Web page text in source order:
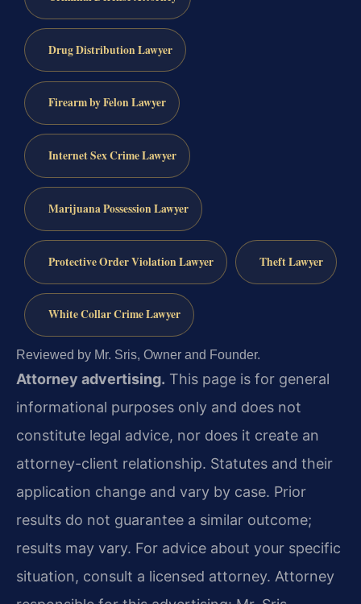
Drug Distribution Lawyer
Firearm by Felon Lawyer
Internet Sex Crime Lawyer
Marijuana Possession Lawyer
Protective Order Violation Lawyer Theft Lawyer
White Collar Crime Lawyer
Reviewed by Mr. Sris, Owner and Founder.
Attorney advertising. This page is for general
informational purposes only and does not
constitute legal advice, nor does it create an
attorney-client relationship. Statutes and their
application change and vary by case. Prior
results do not guarantee a similar outcome;
results may vary. For advice about your specific
situation, consult a licensed attorney. Attorney